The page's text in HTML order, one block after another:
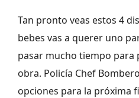
Tan pronto veas estos 4
bebes vas a querer uno
pasar mucho tiempo para
obra. Policía Chef
opciones para la próxima